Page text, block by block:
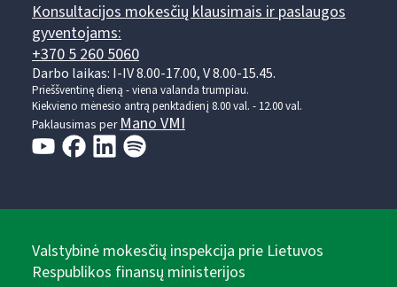
Konsultacijos mokesčių klausimais ir paslaugos
gyventojams:
+370 5 260 5060
Darbo laikas: I-IV 8.00-17.00, V 8.00-15.45.
Prieššventinę dieną - viena valanda trumpiau.
Kiekvieno mėnesio antrą penktadienį 8.00 val. - 12.00 val.
Paklausimas perMano VMI
Valstybinė mokesčių inspekcija prie Lietuvos
Respublikos finansų ministerijos